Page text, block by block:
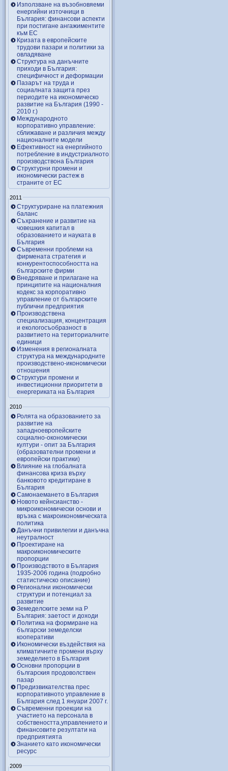
Използване на възобновяеми
енергийни източници в
България: финансови аспекти
при постигане ангажиментите
към ЕС
Кризата в европейските
трудови пазари и политики за
овладяване
Структура на данъчните
приходи в България:
специфичност и деформации
Пазарът на труда и
социалната защита през
периодите на икономическо
развитие на България (1990 -
2010 г.)
Международното
корпоративно управление:
сближаване и различия между
националните модели
Ефективност на енергийното
потребление в индустриалното
производствона България
Структурни промени и
икономически растеж в
страните от ЕС
2011
Структуриране на платежния
баланс
Съхранение и развитие на
човешкия капитал в
образованието и науката в
България
Съвременни проблеми на
фирмената стратегия и
конкурентоспособността на
българските фирми
Внедряване и прилагане на
принципите на националния
кодекс за корпоративно
управление от българските
публични предприятия
Производствена
специализация, концентрация
и екологосъобразност в
развитието на териториалните
единици
Изменения в регионалната
структура на международните
производствено-икономически
отношения
Структури промени и
инвестиционни приоритети в
енергериката на България
2010
Ролята на образованието за
развитие на
западноевропейските
социално-окономически
култури - опит за България
(образователни промени и
европейски практики)
Влияние на глобалната
финансова криза върху
банковото кредитиране в
България
Самонаемането в България
Новото кейнсианство -
микроикономически основи и
връзка с макроикономическата
политика
Данъчни привилегии и данъчна
неутралност
Проектиране на
макроикономическите
пропорции
Производството в България
1935-2006 година (подробно
статистическо описание)
Регионални икономически
структури и потенциал за
развитие
Земеделските земи на Р
България: заетост и доходи
Политика на формиране на
български земеделски
кооперативи
Икономически въздействия на
климатичните промени върху
земеделието в България
Основни пропорции в
българския продоволствен
пазар
Предизвикателства прес
корпоративното управление в
България след 1 януари 2007 г.
Съвременни проекции на
участието на персонала в
собствеността,управлението и
финансовите резултати на
предприятията
Знанието като икономически
ресурс
2009